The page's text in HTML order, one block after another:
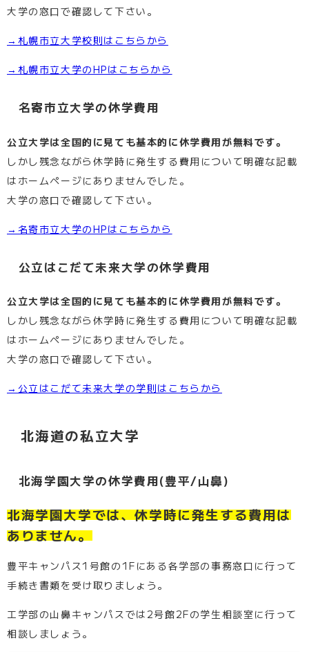
大学の窓口で確認して下さい。
→札幌市立大学校則はこちらから
→札幌市立大学のHPはこちらから
名寄市立大学の休学費用
公立大学は全国的に見ても基本的に休学費用が無料です。
しかし残念ながら休学時に発生する費用について明確な記載
はホームページにありませんでした。
大学の窓口で確認して下さい。
→名寄市立大学のHPはこちらから
公立はこだて未来大学の休学費用
公立大学は全国的に見ても基本的に休学費用が無料です。
しかし残念ながら休学時に発生する費用について明確な記載
はホームページにありませんでした。
大学の窓口で確認して下さい。
→公立はこだて未来大学の学則はこちらから
北海道の私立大学
北海学園大学の休学費用(豊平/山鼻)
北海学園大学では、休学時に発生する費用は
ありません。
豊平キャンパス1号館の1Fにある各学部の事務窓口に行って
手続き書類を受け取りましょう。
工学部の山鼻キャンパスでは2号館2Fの学生相談室に行って
相談しましょう。